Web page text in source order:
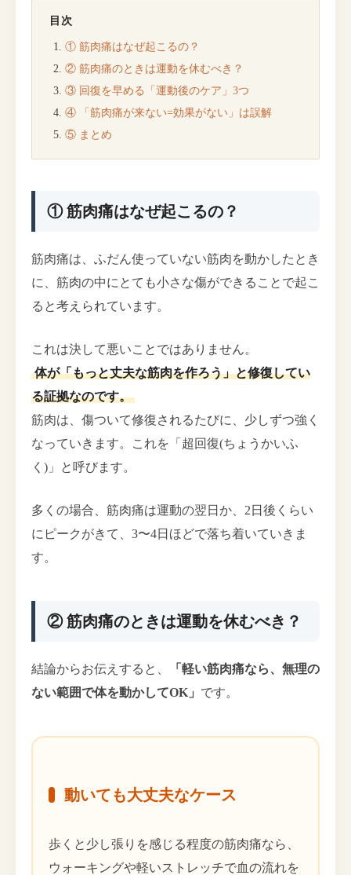
目次
① 筋肉痛はなぜ起こるの？
② 筋肉痛のときは運動を休むべき？
③ 回復を早める「運動後のケア」3つ
④ 「筋肉痛が来ない=効果がない」は誤解
⑤ まとめ
① 筋肉痛はなぜ起こるの？
筋肉痛は、ふだん使っていない筋肉を動かしたとき
に、筋肉の中にとても小さな傷ができることで起こ
ると考えられています。
これは決して悪いことではありません。
体が「もっと丈夫な筋肉を作ろう」と修復してい
る証拠なのです。
筋肉は、傷ついて修復されるたびに、少しずつ強く
なっていきます。これを「超回復(ちょうかいふ
く)」と呼びます。
多くの場合、筋肉痛は運動の翌日か、2日後くらい
にピークがきて、3〜4日ほどで落ち着いていきま
す。
② 筋肉痛のときは運動を休むべき？
結論からお伝えすると、
「軽い筋肉痛なら、無理の
ない範囲で体を動かしてOK」 です。
動いても大丈夫なケース
歩くと少し張りを感じる程度の筋肉痛なら、
ウォーキングや軽いストレッチで血の流れを